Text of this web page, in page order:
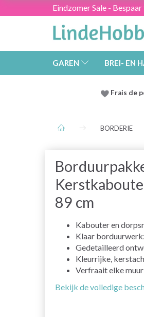
Eindzomer Sale -
GAREN BREI- EN
Frais de
BORDERIE
89 cm
Kabouter en
Klaar
Gedetailleerd
Kleurrijke,
Verfraait elke
Bekijk de volledige